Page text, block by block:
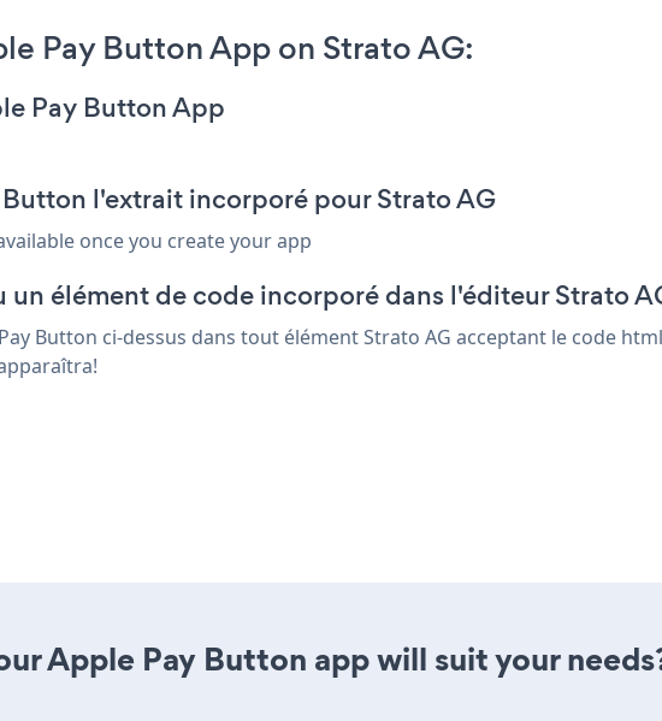
Pay Button App on Strato AG:
Pay Button App
l'extrait incorporé pour Strato AG
once you create your app
un élément de code incorporé dans l'éditeur Strato
Button ci-dessus dans tout élément Strato AG acceptant le code
Apple Pay Button app will suit your